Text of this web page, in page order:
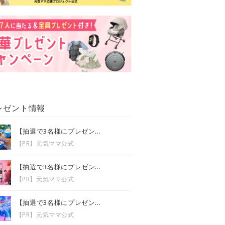
ゼント情報
【抽選で3名様にプレゼン...
【PR】元気ママ公式
【抽選で3名様にプレゼン...
【PR】元気ママ公式
【抽選で3名様にプレゼン...
【PR】元気ママ公式